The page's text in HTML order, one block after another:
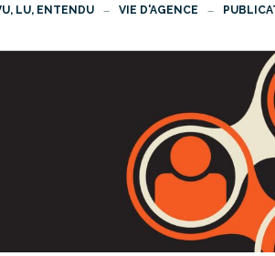
LU, ENTENDU VIE D'AGENCE